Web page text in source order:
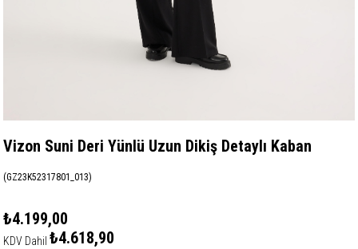
Vizon Suni Deri Yünlü Uzun Dikiş Detaylı Kaban
(GZ23K52317801_013)
₺4.199,00
KDV Dahil ₺4.618,90